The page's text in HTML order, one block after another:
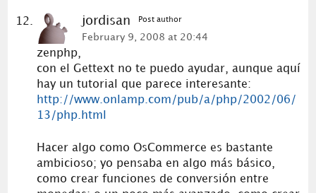
jordisan Post author
February 9, 2008 at 20:44
zenphp,
con el Gettext no te puedo ayudar, aunque aquí
hay un tutorial que parece interesante:
http://www.onlamp.com/pub/a/php/2002/06/
13/php.html
Hacer algo como OsCommerce es bastante
ambicioso; yo pensaba en algo más básico,
como crear funciones de conversión entre